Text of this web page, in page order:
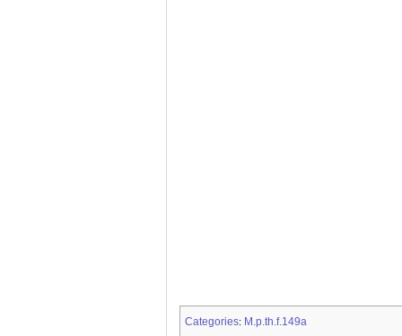
Categories: M.p.th.f.149a